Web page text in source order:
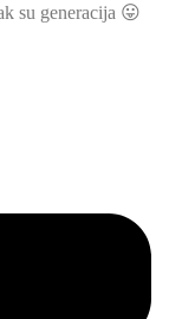
su generacija 😛